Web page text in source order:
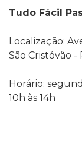
Tudo Fácil
Localização:
São Cristóvão
Horário:
10h às 14h